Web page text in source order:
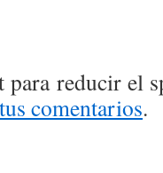
para reducir el
comentarios.